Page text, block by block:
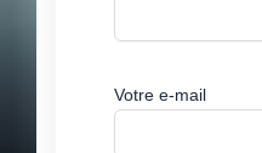
Votre e-mail